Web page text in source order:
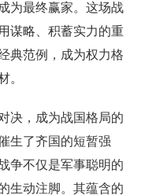
为最终赢家。这场战
谋略、积蓄实力的重
典范例，成为权力格
。
决，成为战国格局的
生了齐国的短暂强
争不仅是军事聪明的
生动注脚。其蕴含的